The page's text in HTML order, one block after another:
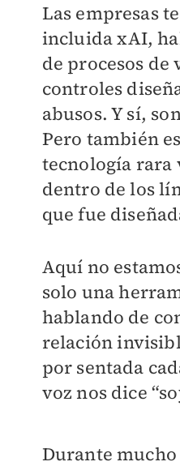
Las empresas
incluida xAI,
de procesos
controles
abusos. Y sí,
Pero también
tecnología rara
dentro de los
que fue
Aquí no
solo una
hablando de
relación
por sentada
voz nos dice
Durante